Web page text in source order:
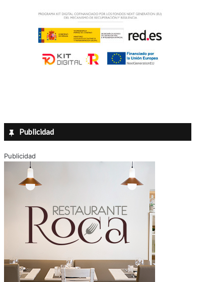
Publicidad
Publicidad